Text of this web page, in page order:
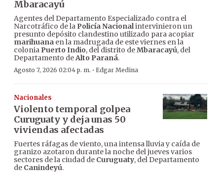
Mbaracayú
Agentes del Departamento Especializado contra el
Narcotráfico de la Policía Nacionalintervinieron un
presunto depósito clandestino utilizado para acopiar
marihuana en la madrugada de este viernes en la
colonia Puerto Indio, del distrito deMbaracayú, del
Departamento deAlto Paraná.
Agosto 7, 2026 02:04 p. m. · Edgar Medina
Nacionales
Violento temporal golpea
Curuguaty y deja unas 50
viviendas afectadas
Fuertes ráfagas de viento, una intensa lluvia y caída de
granizo azotaron durante la noche del jueves varios
sectores de la ciudad de Curuguaty, del Departamento
de Canindeyú.